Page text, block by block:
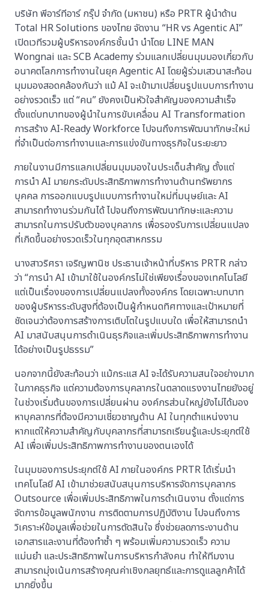
บริษัท พีอาร์ทีอาร์ กรุ๊ป จำกัด (มหาชน) หรือ PRTR ผู้นำด้าน
Total HR Solutions ของไทย จัดงาน “HR vs Agentic AI”
เปิดเวทีรวมผู้บริหารองค์กรชั้นนำ นำโดย LINE MAN
Wongnai และ SCB Academy ร่วมแลกเปลี่ยนมุมมองเกี่ยวกับ
อนาคตโลกการทำงานในยุค Agentic AI โดยผู้ร่วมเสวนาสะท้อน
มุมมองสอดคล้องกันว่า แม้ AI จะเข้ามาเปลี่ยนรูปแบบการทำงาน
อย่างรวดเร็ว แต่ “คน” ยังคงเป็นหัวใจสำคัญของความสำเร็จ
ตั้งแต่บทบาทของผู้นำในการขับเคลื่อน AI Transformation
การสร้าง AI-Ready Workforce ไปจนถึงการพัฒนาทักษะใหม่
ที่จำเป็นต่อการทำงานและการแข่งขันทางธุรกิจในระยะยาว
ภายในงานมีการแลกเปลี่ยนมุมมองในประเด็นสำคัญ ตั้งแต่
การนำ AI มายกระดับประสิทธิภาพการทำงานด้านทรัพยากร
บุคคล การออกแบบรูปแบบการทำงานใหม่ที่มนุษย์และ AI
สามารถทำงานร่วมกันได้ ไปจนถึงการพัฒนาทักษะและความ
สามารถในการปรับตัวของบุคลากร เพื่อรองรับการเปลี่ยนแปลง
ที่เกิดขึ้นอย่างรวดเร็วในทุกอุตสาหกรรม
นางสาวริศรา เจริญพานิช ประธานเจ้าหน้าที่บริหาร PRTR กล่าว
ว่า “การนำ AI เข้ามาใช้ในองค์กรไม่ใช่เพียงเรื่องของเทคโนโลยี
แต่เป็นเรื่องของการเปลี่ยนแปลงทั้งองค์กร โดยเฉพาะบทบาท
ของผู้บริหารระดับสูงที่ต้องเป็นผู้กำหนดทิศทางและเป้าหมายที่
ชัดเจนว่าต้องการสร้างการเติบโตในรูปแบบใด เพื่อให้สามารถนำ
AI มาสนับสนุนการดำเนินธุรกิจและเพิ่มประสิทธิภาพการทำงาน
ได้อย่างเป็นรูปธรรม”
นอกจากนี้ยังสะท้อนว่า แม้กระแส AI จะได้รับความสนใจอย่างมาก
ในภาคธุรกิจ แต่ความต้องการบุคลากรในตลาดแรงงานไทยยังอยู่
ในช่วงเริ่มต้นของการเปลี่ยนผ่าน องค์กรส่วนใหญ่ยังไม่ได้มอง
หาบุคลากรที่ต้องมีความเชี่ยวชาญด้าน AI ในทุกตำแหน่งงาน
หากแต่ให้ความสำคัญกับบุคลากรที่สามารถเรียนรู้และประยุกต์ใช้
AI เพื่อเพิ่มประสิทธิภาพการทำงานของตนเองได้
ในมุมของการประยุกต์ใช้ AI ภายในองค์กร PRTR ได้เริ่มนำ
เทคโนโลยี AI เข้ามาช่วยสนับสนุนการบริหารจัดการบุคลากร
Outsource เพื่อเพิ่มประสิทธิภาพในการดำเนินงาน ตั้งแต่การ
จัดการข้อมูลพนักงาน การติดตามการปฏิบัติงาน ไปจนถึงการ
วิเคราะห์ข้อมูลเพื่อช่วยในการตัดสินใจ ซึ่งช่วยลดภาระงานด้าน
เอกสารและงานที่ต้องทำซ้ำ ๆ พร้อมเพิ่มความรวดเร็ว ความ
แม่นยำ และประสิทธิภาพในการบริหารกำลังคน ทำให้ทีมงาน
สามารถมุ่งเน้นการสร้างคุณค่าเชิงกลยุทธ์และการดูแลลูกค้าได้
มากยิ่งขึ้น